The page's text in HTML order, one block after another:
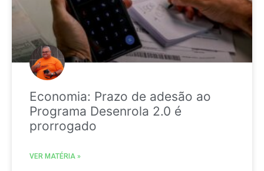
Economia: Prazo de adesão ao
Programa Desenrola 2.0 é
prorrogado
VER MATÉRIA »